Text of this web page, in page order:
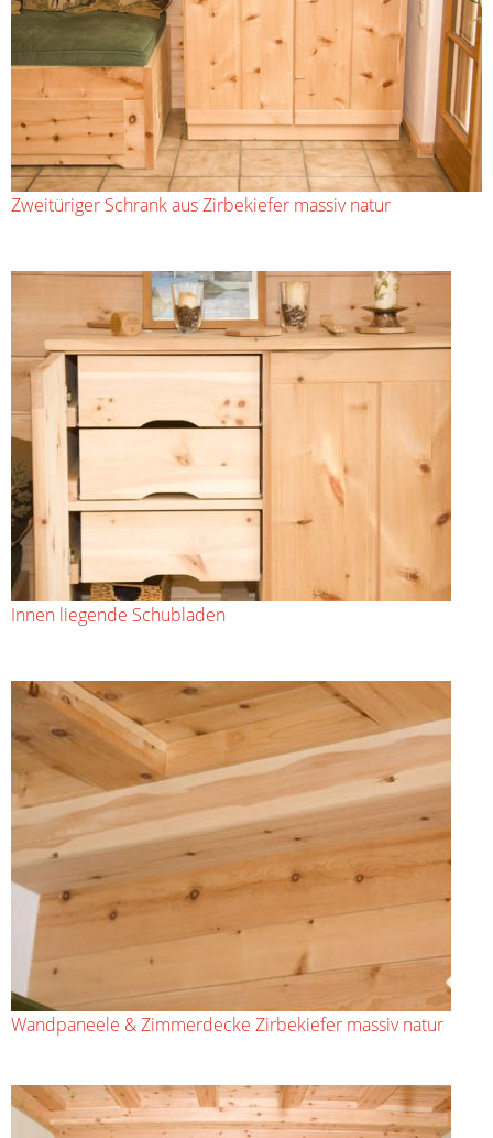
Zweitüriger Schrank aus Zirbekiefer massiv natur
Innen liegende Schubladen
Wandpaneele & Zimmerdecke Zirbekiefer massiv natur